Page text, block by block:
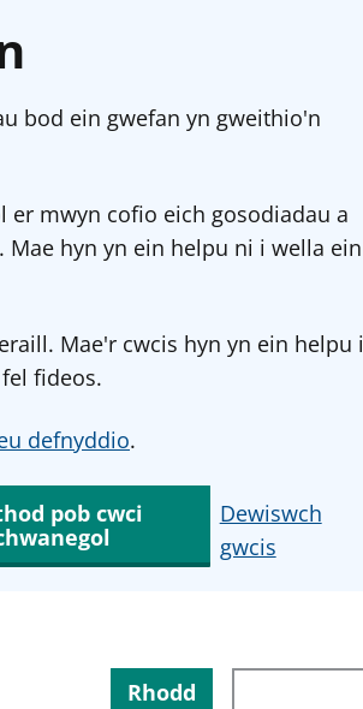
bod ein gwefan yn gweithio'n
er mwyn cofio eich gosodiadau a
hyn yn ein helpu ni i wella ein
Mae'r cwcis hyn yn ein helpu i
fideos.
defnyddio.
pob cwci
Dewiswch
gwcis
Rhodd